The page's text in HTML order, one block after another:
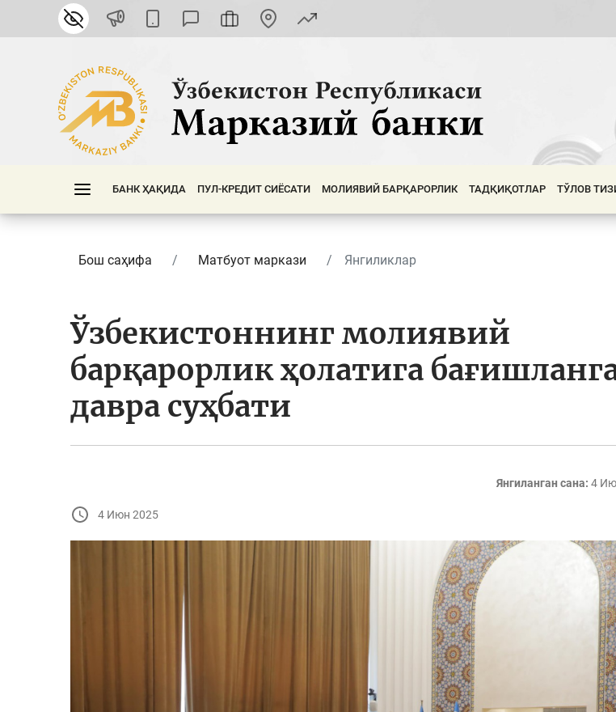
БАНК ҲАҚИДА ПУЛ-КРЕДИТ СИЁСАТИ МОЛИЯВИЙ БАРҚАРОРЛИК ТАДҚИҚОТЛАР ТЎЛОВ
Бош саҳифа Матбуот маркази Янгиликлар
Ўзбекистоннинг молиявий
барқарорлик ҳолатига
давра суҳбати
Янгиланган сана: 4
4 Июн 2025